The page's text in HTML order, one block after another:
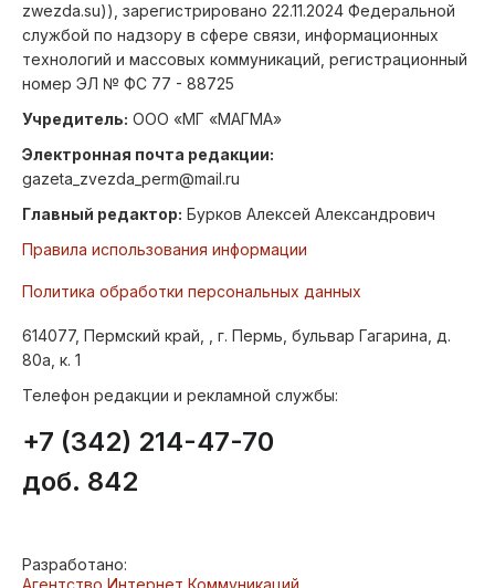
zwezda.su)), зарегистрировано 22.11.2024 Федеральной
службой по надзору в сфере связи, информационных
технологий и массовых коммуникаций, регистрационный
номер ЭЛ № ФС 77 - 88725
Учредитель: ООО «МГ «МАГМА»
Электронная почта редакции:
gazeta_zvezda_perm@mail.ru
Главный редактор: Бурков Алексей Александрович
Правила использования информации
Политика обработки персональных данных
614077, Пермский край, , г. Пермь, бульвар Гагарина, д.
80а, к. 1
Телефон редакции и рекламной службы:
+7 (342) 214-47-70
доб. 842
Разработано: